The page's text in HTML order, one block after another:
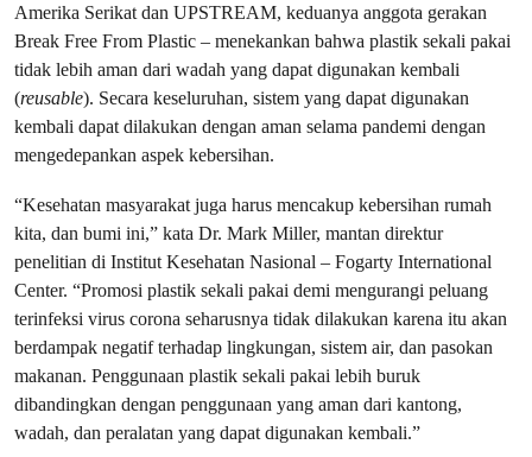
Amerika Serikat dan UPSTREAM, keduanya anggota gerakan
Break Free From Plastic – menekankan bahwa plastik sekali pakai
tidak lebih aman dari wadah yang dapat digunakan kembali
(reusable). Secara keseluruhan, sistem yang dapat digunakan
kembali dapat dilakukan dengan aman selama pandemi dengan
mengedepankan aspek kebersihan.
“Kesehatan masyarakat juga harus mencakup kebersihan rumah
kita, dan bumi ini,” kata Dr. Mark Miller, mantan direktur
penelitian di Institut Kesehatan Nasional – Fogarty International
Center. “Promosi plastik sekali pakai demi mengurangi peluang
terinfeksi virus corona seharusnya tidak dilakukan karena itu akan
berdampak negatif terhadap lingkungan, sistem air, dan pasokan
makanan. Penggunaan plastik sekali pakai lebih buruk
dibandingkan dengan penggunaan yang aman dari kantong,
wadah, dan peralatan yang dapat digunakan kembali.”